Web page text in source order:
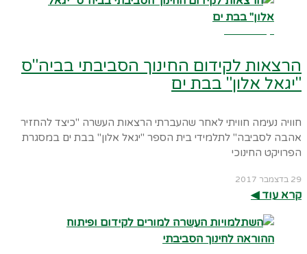
הרצאות לקידום החינוך הסביבתי בביה"ס
"יגאל אלון" בבת ים
חוויה נעימה חוויתי לאחר שהעברתי הרצאות העשרה "כיצד להחזיר
אהבה לסביבה" לתלמידי בית הספר "יגאל אלון" בבת ים במסגרת
הפרויקט החינוכי
29 בדצמבר 2017
קרא עוד ◀︎